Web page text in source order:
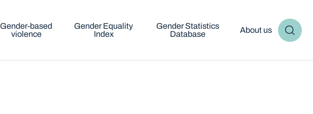
Gender-based
violence
Gender Equality
Index
Gender Statistics
Database
About us